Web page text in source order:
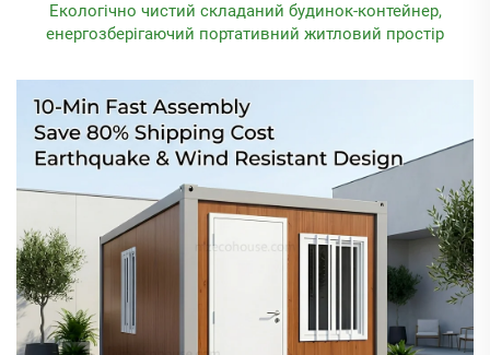
Екологічно чистий складаний будинок-контейнер,
енергозберігаючий портативний житловий простір